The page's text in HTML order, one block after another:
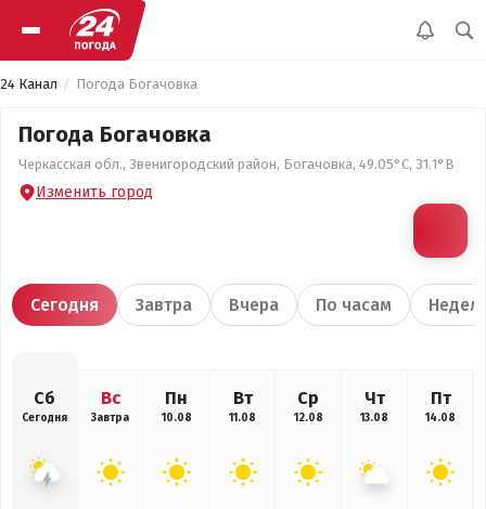
24 Канал Погода Богачовка
Погода Богачовка
Черкасская обл., Звенигородский район, Богачовка, 49.05°С, 31.1°В
Изменить город
Сегодня Завтра Вчера По часам
Сб
Сегодня
Вс
Завтра
Пн
10.08
Вт
11.08
Ср
12.08
Чт
13.08
Пт
14.08